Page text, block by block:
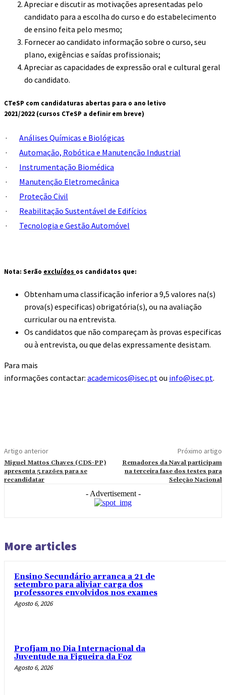
Apreciar e discutir as motivações apresentadas pelo
candidato para a escolha do curso e do estabelecimento
de ensino feita pelo mesmo;
Fornecer ao candidato informação sobre o curso, seu
plano, exigências e saídas profissionais;
Apreciar as capacidades de expressão oral e cultural geral
do candidato.
CTeSP com candidaturas abertas para o ano letivo
2021/2022 (cursos CTeSP a definir em breve)
· Análises Químicas e Biológicas
· Automação, Robótica e Manutenção Industrial
· Instrumentação Biomédica
· Manutenção Eletromecânica
· Proteção Civil
· Reabilitação Sustentável de Edifícios
· Tecnologia e Gestão Automóvel
Nota: Serão excluídos os candidatos que:
Obtenham uma classificação inferior a 9,5 valores na(s)
prova(s) especificas) obrigatória(s), ou na avaliação
curricular ou na entrevista.
Os candidatos que não compareçam às provas especificas
ou à entrevista, ou que delas expressamente desistam.
Para mais
informações contactar: academicos@isec.ptou info@isec.pt.
Artigo anterior
Miguel Mattos Chaves (CDS-PP)
apresenta 5 razões para se
recandidatar
Próximo artigo
Remadores da Naval participam
na terceira fase dos testes para
Seleção Nacional
- Advertisement -
More articles
Ensino Secundário arranca a 21 de
setembro para aliviar carga dos
professores envolvidos nos exames
Agosto 6, 2026
Profjam no Dia Internacional da
Juventude na Figueira da Foz
Agosto 6, 2026